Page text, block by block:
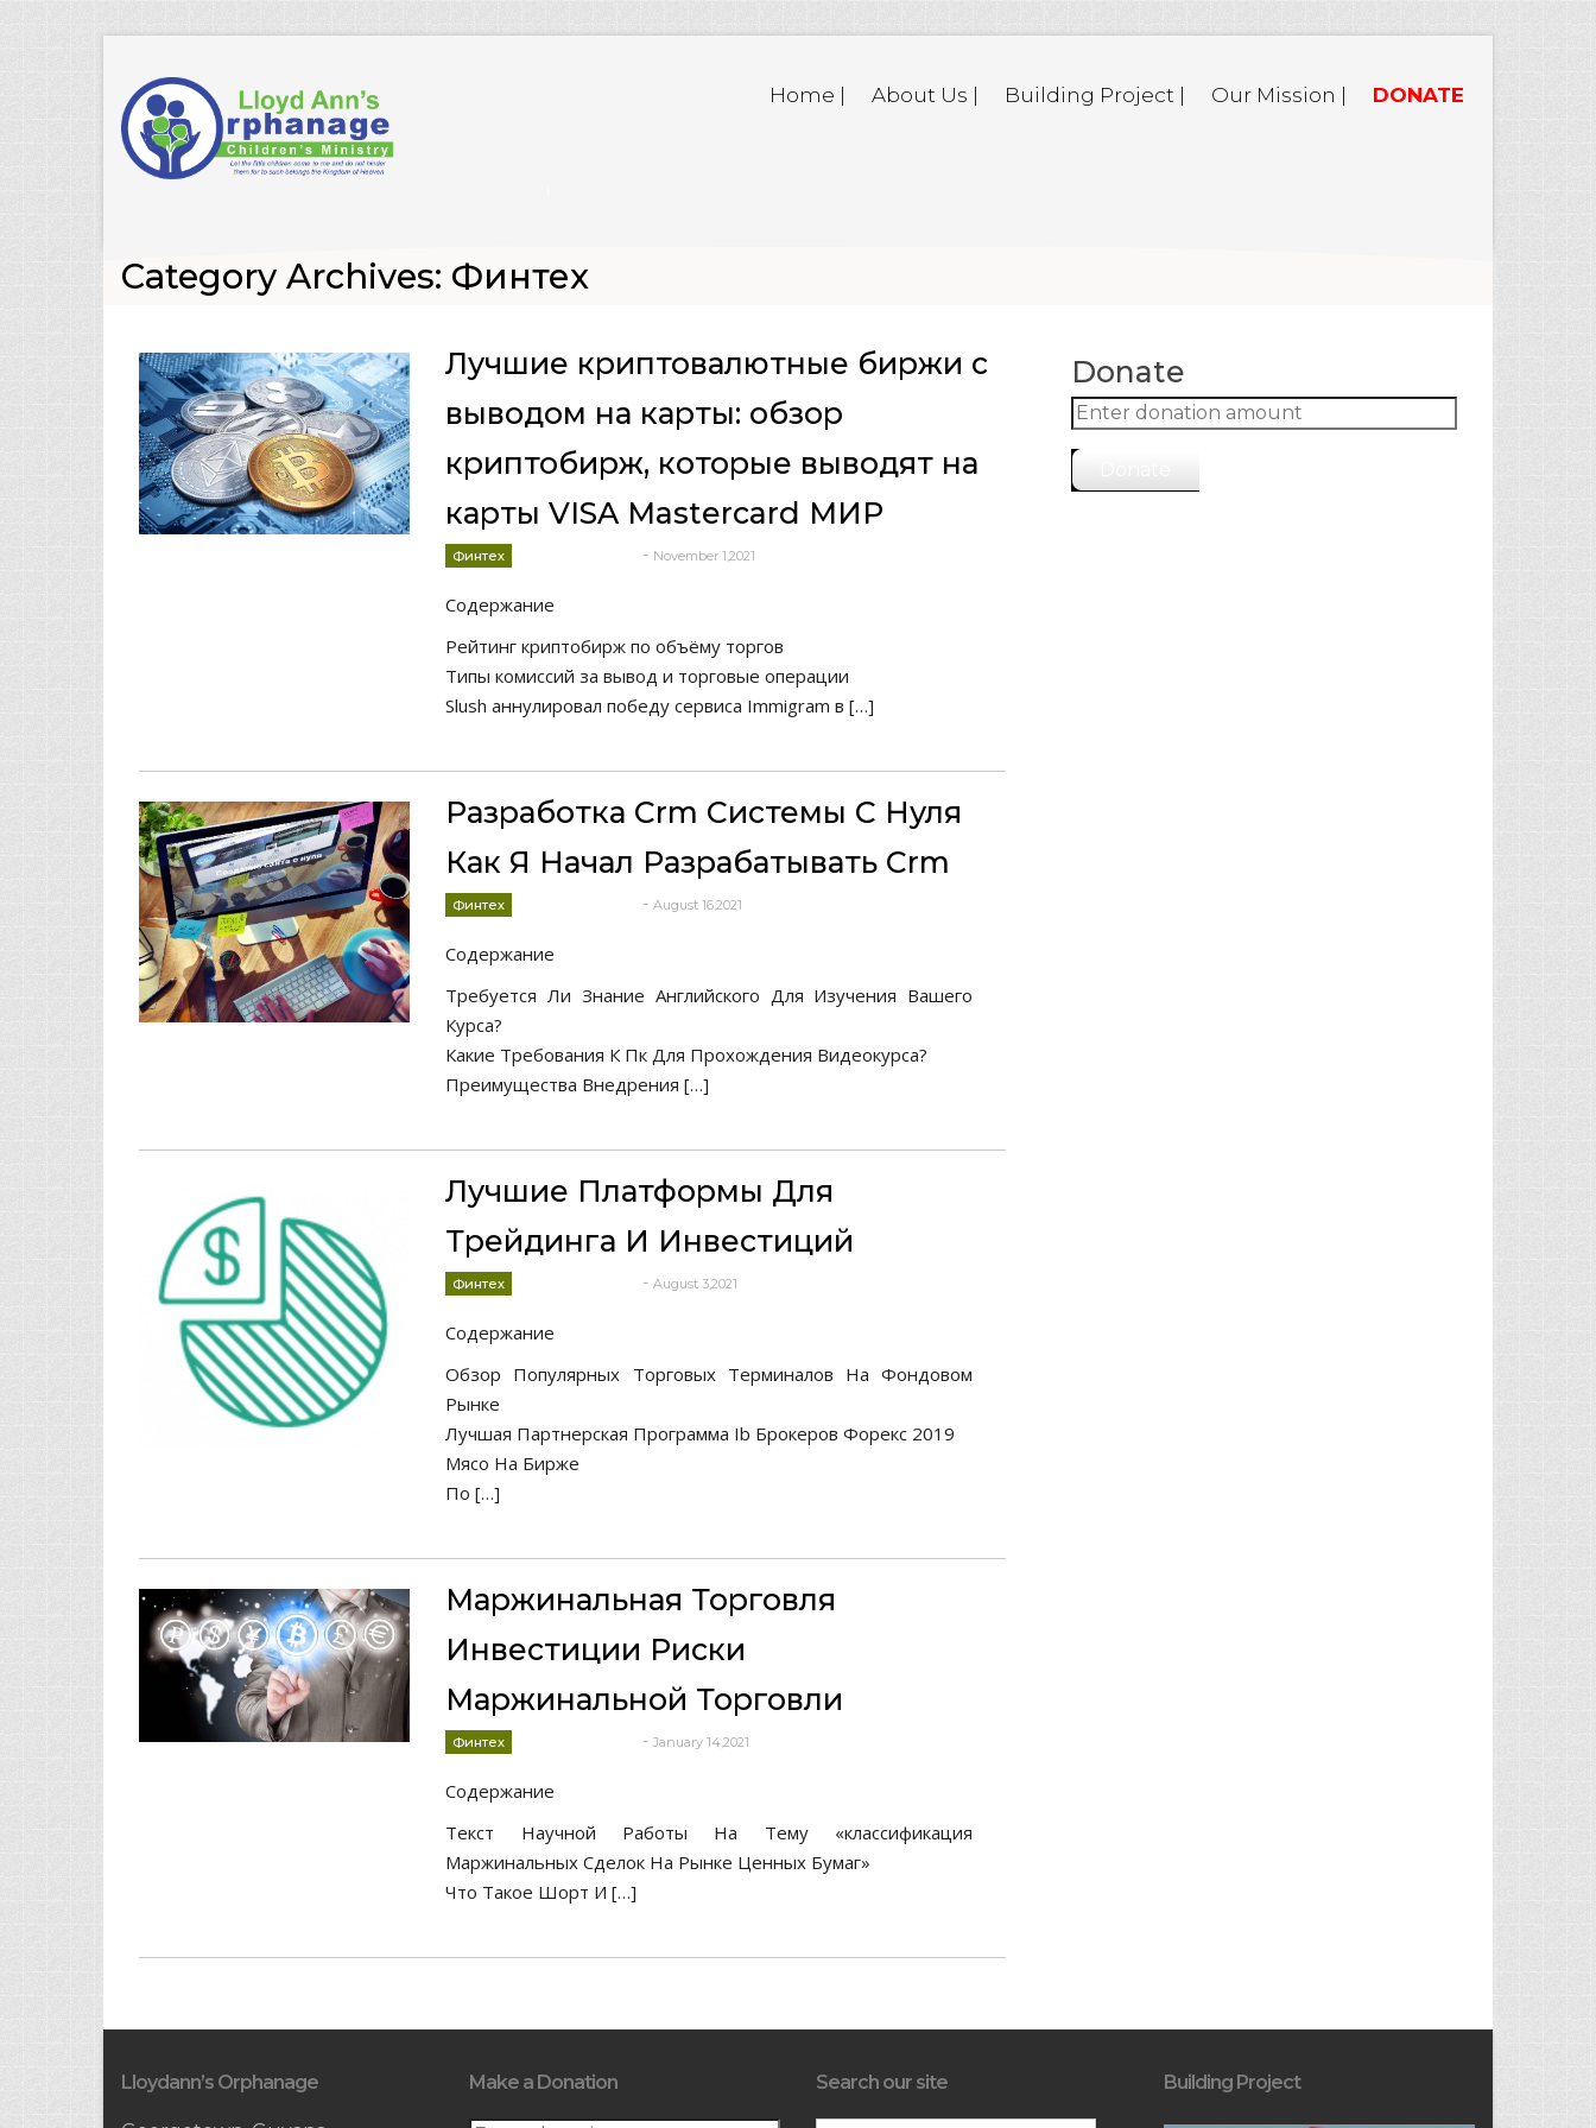
Home | About Us | Building Project | Our Mission | DONATE
Category Archives: Финтех
Лучшие криптовалютные биржи с
выводом на карты: обзор
криптобирж, которые выводят на
карты VISA Mastercard МИР
Финтех - November 1,2021
Содержание
Рейтинг криптобирж по объёму торгов
Типы комиссий за вывод и торговые операции
Slush аннулировал победу сервиса Immigram в […]
Разработка Crm Системы С Нуля
Как Я Начал Разрабатывать Crm
Финтех - August 16,2021
Содержание
Требуется Ли Знание Английского Для Изучения Вашего
Курса?
Какие Требования К Пк Для Прохождения Видеокурса?
Преимущества Внедрения […]
Лучшие Платформы Для
Трейдинга И Инвестиций
Финтех - August 3,2021
Содержание
Обзор Популярных Торговых Терминалов На Фондовом
Рынке
Лучшая Партнерская Программа Ib Брокеров Форекс 2019
Мясо На Бирже
По […]
Маржинальная Торговля
Инвестиции Риски
Маржинальной Торговли
Финтех - January 14,2021
Содержание
Текст Научной Работы На Тему «классификация
Маржинальных Сделок На Рынке Ценных Бумаг»
Что Такое Шорт И […]
Donate
Lloydann’s Orphanage Make a Donation Search our site Building Project